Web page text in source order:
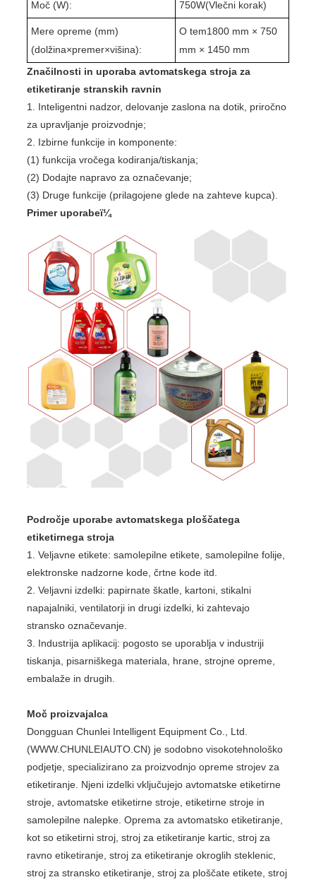
Moč (W): 750W(Vlečni korak)
Mere opreme (mm)
(dolžina×premer×višina):
O tem1800 mm × 750
mm × 1450 mm
Značilnosti in uporaba avtomatskega stroja za
etiketiranje stranskih ravnin
1. Inteligentni nadzor, delovanje zaslona na dotik, priročno
za upravljanje proizvodnje;
2. Izbirne funkcije in komponente:
(1) funkcija vročega kodiranja/tiskanja;
(2) Dodajte napravo za označevanje;
(3) Druge funkcije (prilagojene glede na zahteve kupca).
Primer uporabeï¼
Področje uporabe avtomatskega ploščatega
etiketirnega stroja
1. Veljavne etikete: samolepilne etikete, samolepilne folije,
elektronske nadzorne kode, črtne kode itd.
2. Veljavni izdelki: papirnate škatle, kartoni, stikalni
napajalniki, ventilatorji in drugi izdelki, ki zahtevajo
stransko označevanje.
3. Industrija aplikacij: pogosto se uporablja v industriji
tiskanja, pisarniškega materiala, hrane, strojne opreme,
embalaže in drugih.
Moč proizvajalca
Dongguan Chunlei Intelligent Equipment Co., Ltd.
(WWW.CHUNLEIAUTO.CN) je sodobno visokotehnološko
podjetje, specializirano za proizvodnjo opreme strojev za
etiketiranje. Njeni izdelki vključujejo avtomatske etiketirne
stroje, avtomatske etiketirne stroje, etiketirne stroje in
samolepilne nalepke. Oprema za avtomatsko etiketiranje,
kot so etiketirni stroj, stroj za etiketiranje kartic, stroj za
ravno etiketiranje, stroj za etiketiranje okroglih steklenic,
stroj za stransko etiketiranje, stroj za ploščate etikete, stroj